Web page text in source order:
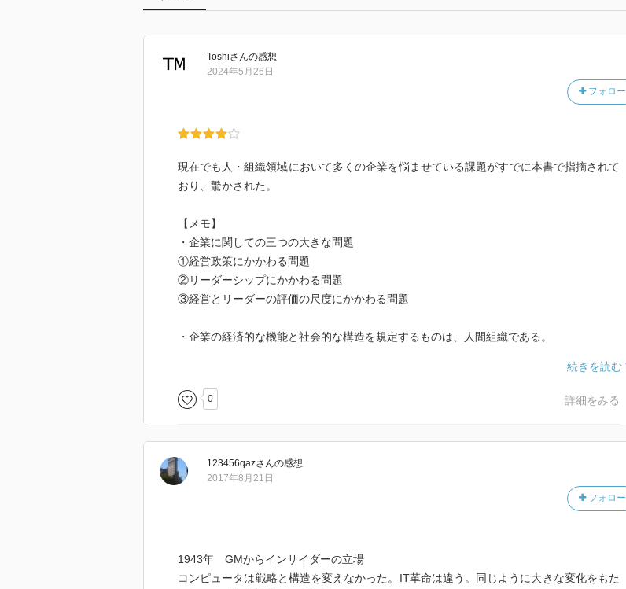
Toshiさんの感想
フォロー
2024年5月26日
現在でも人・組織領域において多くの企業を悩ませている課題がすでに本書で指摘されて
おり、驚かされた。
【メモ】
・企業に関しての三つの大きな問題
①経営政策にかかわる問題
②リーダーシップにかかわる問題
③経営とリーダーの評価の尺度にかかわる問題
・企業の経済的な機能と社会的な構造を規定するものは、人間組織である。
・企業にとって重要なことは、経済効率に優れた生産という共通の目標に向けた人間活動
0 詳細をみる
123456qazさんの感想
フォロー
2017年8月21日
1943年 GMからインサイダーの立場
コンピュータは戦略と構造を変えなかった。IT革命は違う。同じように大きな変化をもた